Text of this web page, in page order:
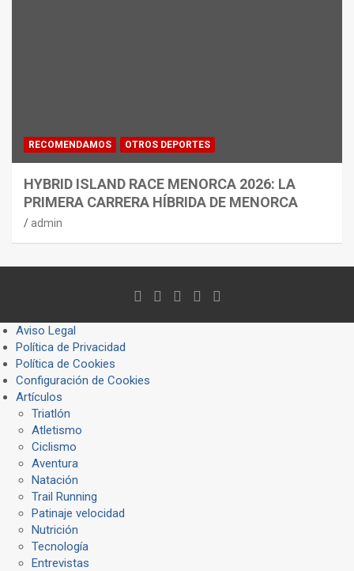
RECOMENDAMOS OTROS DEPORTES
HYBRID ISLAND RACE MENORCA 2026: LA
PRIMERA CARRERA HÍBRIDA DE MENORCA
admin
Aviso Legal
Política de Privacidad
Política de Cookies
Configuración de Cookies
Artículos
Triatlón
Atletismo
Ciclismo
Aventura
Natación
Trail Running
Patinaje velocidad
Nutrición
Tecnología
Entrevistas